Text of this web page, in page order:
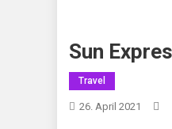
Sun
Travel
26. April 2021